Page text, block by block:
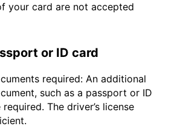
your card are not accepted
or ID card
required: An additional
such as a passport or ID
The driver’s license